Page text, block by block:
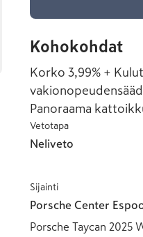
Kohokohdat
Korko 3,99% +
Panoraama
Vetotapa
Neliveto
Sijainti
Porsche Center
Porsche Taycan 2025